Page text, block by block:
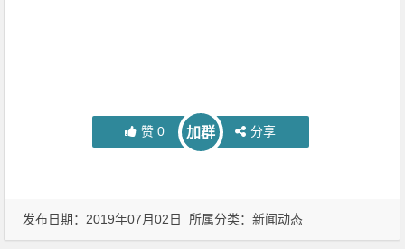
赞 0 加群 分享
发布日期：2019年07月02日 所属分类：新闻动态